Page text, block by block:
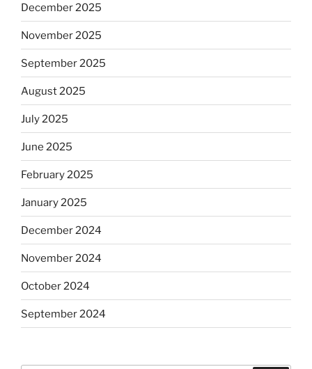
December 2025
November 2025
September 2025
August 2025
July 2025
June 2025
February 2025
January 2025
December 2024
November 2024
October 2024
September 2024